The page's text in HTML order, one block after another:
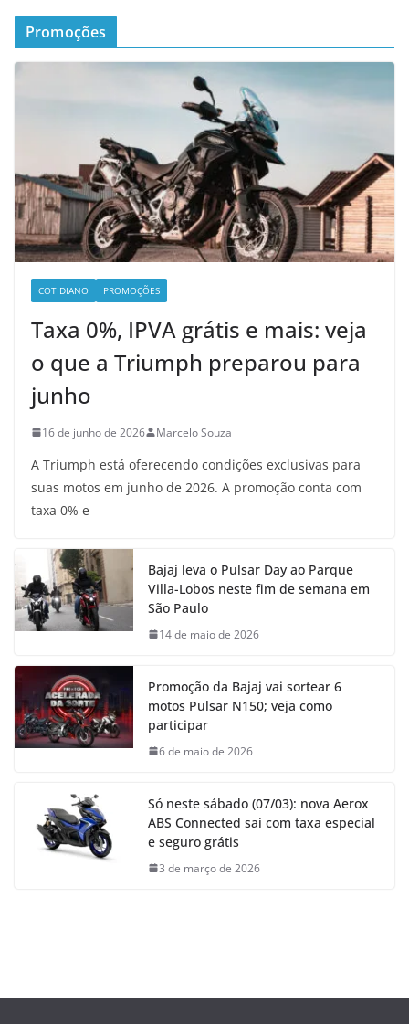
Promoções
COTIDIANO PROMOÇÕES
Taxa 0%, IPVA grátis e mais: veja
o que a Triumph preparou para
junho
16 de junho de 2026 Marcelo Souza
A Triumph está oferecendo condições exclusivas para
suas motos em junho de 2026. A promoção conta com
taxa 0% e
Bajaj leva o Pulsar Day ao Parque
Villa-Lobos neste fim de semana em
São Paulo
14 de maio de 2026
Promoção da Bajaj vai sortear 6
motos Pulsar N150; veja como
participar
6 de maio de 2026
Só neste sábado (07/03): nova Aerox
ABS Connected sai com taxa especial
e seguro grátis
3 de março de 2026